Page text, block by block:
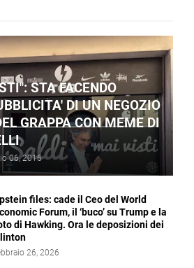
STA FACENDO
DI UN NEGOZIO
GRAPPA CON MEME DI
06, 2016
files: cade il Ceo del World
Forum, il ‘buco’ su Trump e la
di Hawking. Ora le deposizioni dei
26, 2026